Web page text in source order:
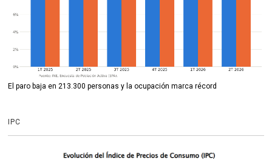
El paro baja en 213.300 personas y la ocupación marca récord
IPC